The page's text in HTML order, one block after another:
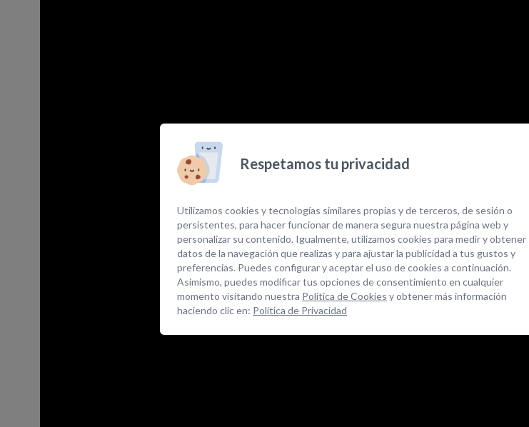
Respetamos tu privacidad
Utilizamos cookies y tecnologías similares propias y de terceros, de sesión o
persistentes, para hacer funcionar de manera segura nuestra página web y
personalizar su contenido. Igualmente, utilizamos cookies para medir y obtener
datos de la navegación que realizas y para ajustar la publicidad a tus gustos y
preferencias. Puedes configurar y aceptar el uso de cookies a continuación.
Asimismo, puedes modificar tus opciones de consentimiento en cualquier
momento visitando nuestra Política de Cookies y obtener más información
haciendo clic en: Política de Privacidad